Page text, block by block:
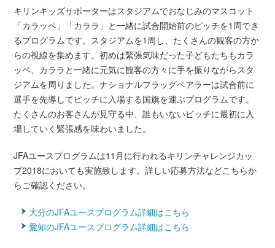
キリンキッズサポーターはスタジアムでおなじみのマスコット
「カラッペ」「カララ」と一緒に試合開始前のピッチを1周でき
るプログラムです。スタジアムを1周し、たくさんの観客の方か
らの視線を集めます。初めは緊張気味だった子どもたちもカラ
ッペ、カララと一緒に元気に観客の方々に手を振りながらスタ
ジアムを周りました。ナショナルフラッグベアラーは試合前に
選手を先導してピッチに入場する国旗を運ぶプログラムです。
たくさんのお客さんが見守る中、誰もいないピッチに最初に入
場していく緊張感を味わいました。
JFAユースプログラムは11月に行われるキリンチャレンジカッ
プ2018においても実施致します。詳しい応募方法などこちらか
らご確認ください。
大分のJFAユースプログラム詳細はこちら
愛知のJFAユースプログラム詳細はこちら